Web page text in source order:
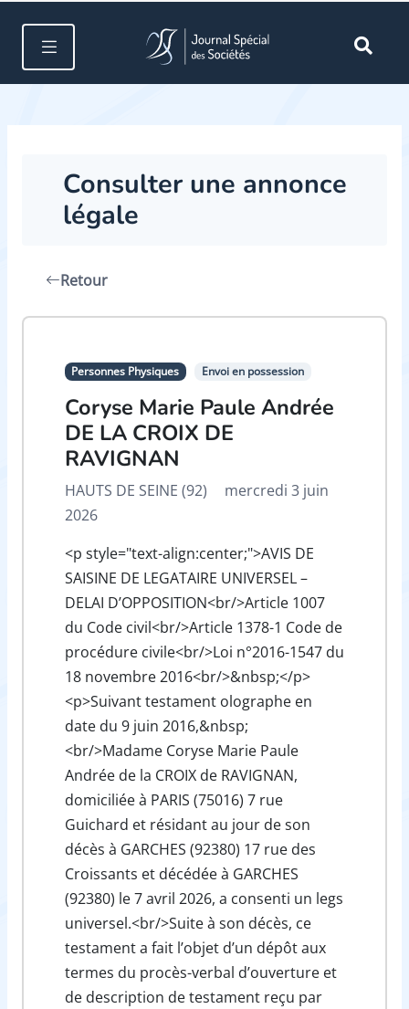
Consulter une annonce
légale
Retour
Personnes Physiques Envoi en possession
Coryse Marie Paule Andrée
DE LA CROIX DE
RAVIGNAN
HAUTS DE SEINE (92)
mercredi 3 juin
2026
<p style="text-align:center;">AVIS DE
SAISINE DE LEGATAIRE UNIVERSEL –
DELAI D’OPPOSITION<br/>Article 1007
du Code civil<br/>Article 1378-1 Code de
procédure civile<br/>Loi n°2016-1547 du
18 novembre 2016<br/>&nbsp;</p>
<p>Suivant testament olographe en
date du 9 juin 2016,&nbsp;
<br/>Madame Coryse Marie Paule
Andrée de la CROIX de RAVIGNAN,
domiciliée à PARIS (75016) 7 rue
Guichard et résidant au jour de son
décès à GARCHES (92380) 17 rue des
Croissants et décédée à GARCHES
(92380) le 7 avril 2026, a consenti un legs
universel.<br/>Suite à son décès, ce
testament a fait l’objet d’un dépôt aux
termes du procès-verbal d’ouverture et
de description de testament reçu par